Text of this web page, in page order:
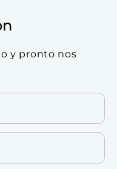
y pronto nos